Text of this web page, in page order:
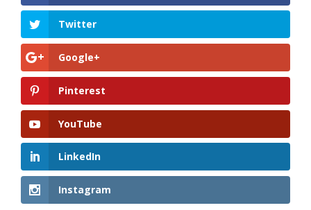
Twitter
Google+
Pinterest
YouTube
LinkedIn
Instagram